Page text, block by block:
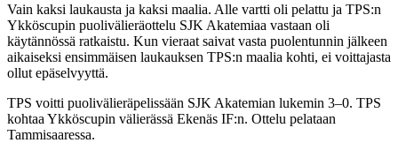
Vain kaksi laukausta ja kaksi maalia. Alle vartti oli pelattu ja TPS:n
Ykköscupin puolivälieräottelu SJK Akatemiaa vastaan oli
käytännössä ratkaistu. Kun vieraat saivat vasta puolentunnin jälkeen
aikaiseksi ensimmäisen laukauksen TPS:n maalia kohti, ei voittajasta
ollut epäselvyyttä.
TPS voitti puolivälieräpelissään SJK Akatemian lukemin 3–0. TPS
kohtaa Ykköscupin välierässä Ekenäs IF:n. Ottelu pelataan
Tammisaaressa.